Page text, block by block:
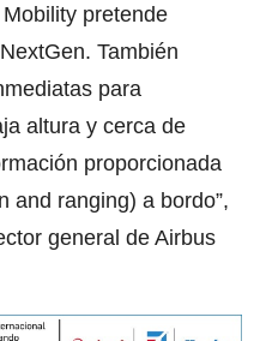
pretende
También
para
altura y cerca de
proporcionada
and ranging) a bordo”,
general de Airbus